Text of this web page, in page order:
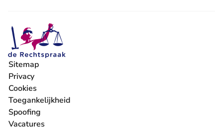
Sitemap
Privacy
Cookies
Toegankelijkheid
Spoofing
Vacatures
- U verlaat Rechtspraak.nl